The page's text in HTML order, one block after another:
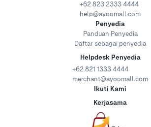
+62 823 2333 4444
help@ayoomall.com
Penyedia
Panduan Penyedia
Daftar sebagai penyedia
Helpdesk Penyedia
+62 821 1333 4444
merchant@ayoomall.com
Ikuti Kami
Kerjasama